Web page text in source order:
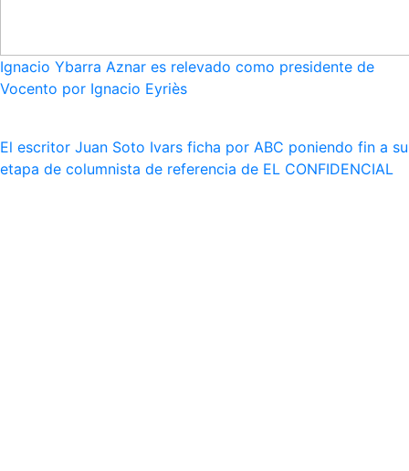
Ignacio Ybarra Aznar es relevado como presidente de
Vocento por Ignacio Eyriès
El escritor Juan Soto Ivars ficha por ABC poniendo fin a su
etapa de columnista de referencia de EL CONFIDENCIAL